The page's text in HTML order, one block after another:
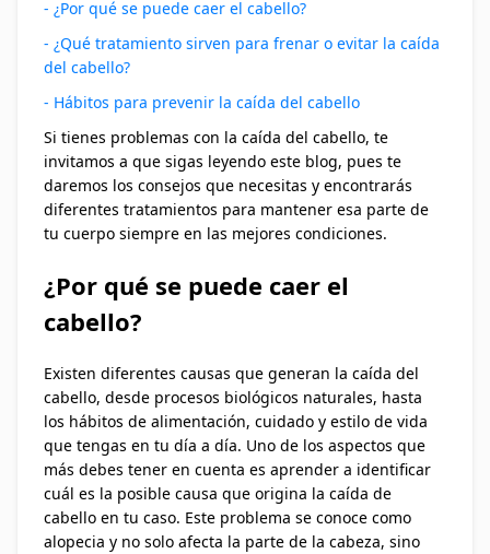
- ¿Por qué se puede caer el cabello?
- ¿Qué tratamiento sirven para frenar o evitar la caída
del cabello?
- Hábitos para prevenir la caída del cabello
Si tienes problemas con la caída del cabello, te
invitamos a que sigas leyendo este blog, pues te
daremos los consejos que necesitas y encontrarás
diferentes tratamientos para mantener esa parte de
tu cuerpo siempre en las mejores condiciones.
¿Por qué se puede caer el
cabello?
Existen diferentes causas que generan la caída del
cabello, desde procesos biológicos naturales, hasta
los hábitos de alimentación, cuidado y estilo de vida
que tengas en tu día a día. Uno de los aspectos que
más debes tener en cuenta es aprender a identificar
cuál es la posible causa que origina la caída de
cabello en tu caso. Este problema se conoce como
alopecia y no solo afecta la parte de la cabeza, sino